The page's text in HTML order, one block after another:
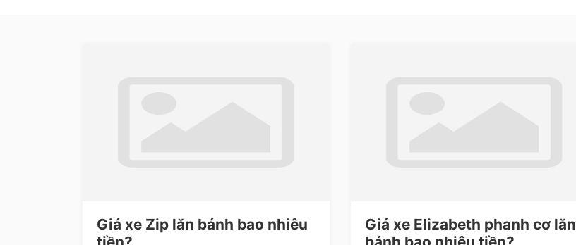
Giá xe Zip lăn bánh bao nhiêu
Giá xe Elizabeth phanh cơ lăn